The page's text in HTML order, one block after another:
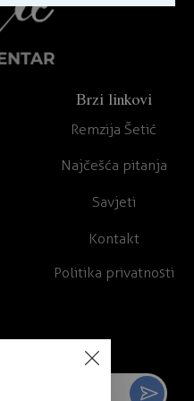
Brzi linkovi
Remzija Šetić
Najčešća pitanja
Savjeti
Kontakt
Politika privatnosti
Prija